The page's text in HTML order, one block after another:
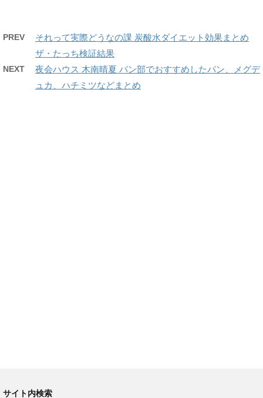
PREV
それって実際どうなの課 炭酸水ダイエット効果まとめ
ザ・たっち検証結果
NEXT
夜会ハウス 木南晴夏 パン部でおすすめしたパン、メグデ
ュカ、ハチミツなどまとめ
サイト内検索